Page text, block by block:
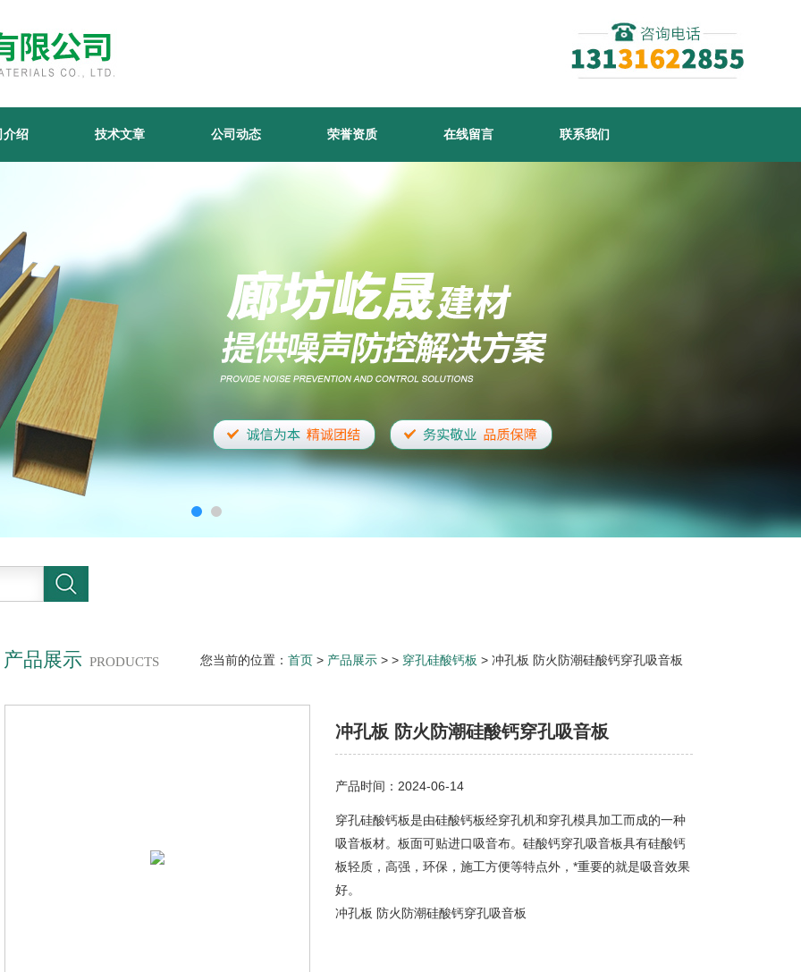
介绍 技术文章 公司动态 荣誉资质 在线留言 联系我们
产品展示 PRODUCTS 您当前的位置： 首页 > 产品展示 > > 穿孔硅酸钙板 > 冲孔板 防火防潮硅酸钙穿孔吸音板
冲孔板 防火防潮硅酸钙穿孔吸音板
产品时间：2024-06-14
穿孔硅酸钙板是由硅酸钙板经穿孔机和穿孔模具加工而成的一种
吸音板材。板面可贴进口吸音布。硅酸钙穿孔吸音板具有硅酸钙
板轻质，高强，环保，施工方便等特点外，*重要的就是吸音效果
好。
冲孔板 防火防潮硅酸钙穿孔吸音板